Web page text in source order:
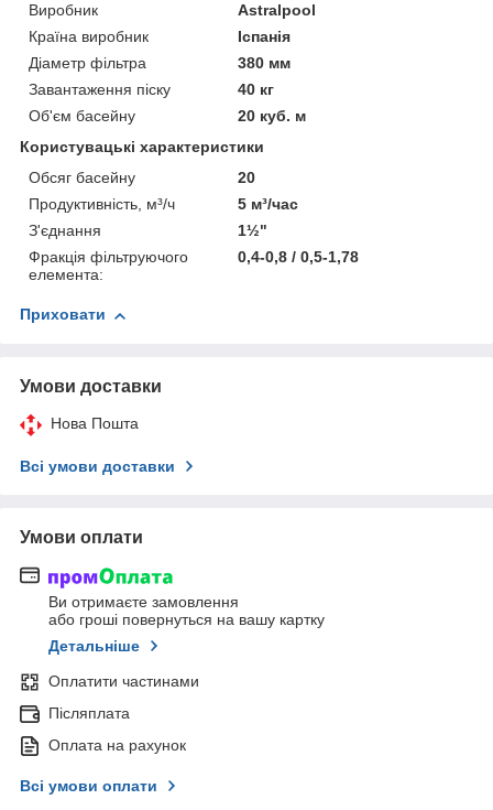
Виробник
Astralpool
Країна виробник
Іспанія
Діаметр фільтра
380 мм
Завантаження піску
40 кг
Об'єм басейну
20 куб. м
Користувацькі характеристики
Обсяг басейну
20
Продуктивність, м³/ч
5 м³/час
З'єднання
1½"
Фракція фільтруючого
елемента:
0,4-0,8 / 0,5-1,78
Приховати
Умови доставки
Нова Пошта
Всі умови доставки
Умови оплати
Ви отримаєте замовлення
або гроші повернуться на вашу картку
Детальніше
Оплатити частинами
Післяплата
Оплата на рахунок
Всі умови оплати